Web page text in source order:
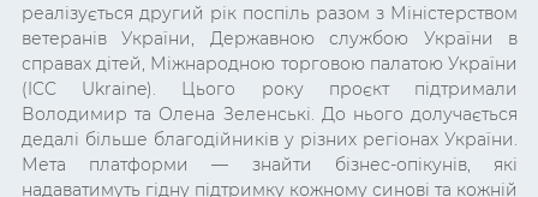
реалізується другий рік поспіль разом з Міністерством
ветеранів України, Державною службою України в
справах дітей, Міжнародною торговою палатою України
(ICC Ukraine). Цього року проєкт підтримали
Володимир та Олена Зеленські. До нього долучається
дедалі більше благодійників у різних регіонах України.
Мета платформи — знайти бізнес-опікунів, які
надаватимуть гідну підтримку кожному синові та кожній